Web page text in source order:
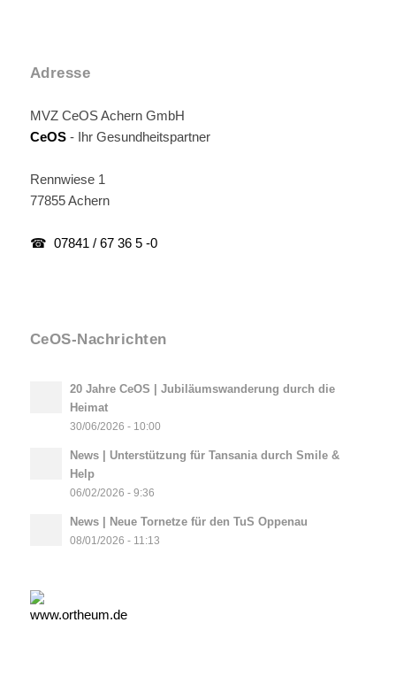
Adresse
MVZ CeOS Achern GmbH
CeOS- Ihr Gesundheitspartner
Rennwiese 1
77855 Achern
☎ 07841 / 67 36 5 -0
CeOS-Nachrichten
20 Jahre CeOS | Jubiläumswanderung durch die
Heimat
30/06/2026 - 10:00
News | Unterstützung für Tansania durch Smile &
Help
06/02/2026 - 9:36
News | Neue Tornetze für den TuS Oppenau
08/01/2026 - 11:13